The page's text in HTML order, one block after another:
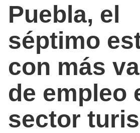
Puebla, el
séptimo
con más
de empleo
sector